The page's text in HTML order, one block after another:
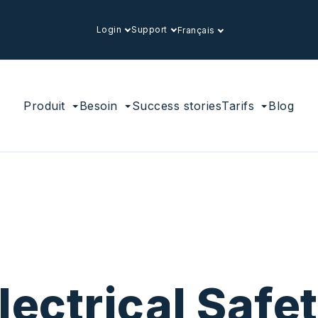
Login Support Français
Produit Besoin Success storiesTarifs Blog